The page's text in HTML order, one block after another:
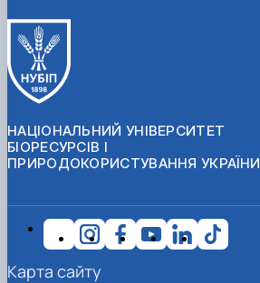
НАЦІОНАЛЬНИЙ УНІВЕРСИТЕТ
БІОРЕСУРСІВ І
ПРИРОДОКОРИСТУВАННЯ УКРАЇНИ
Карта сайту